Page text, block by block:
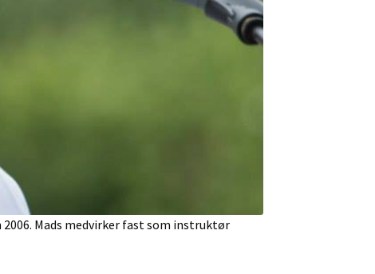
Mads medvirker fast som instruktør